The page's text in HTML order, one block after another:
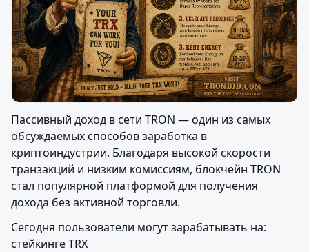
Пассивный доход в сети TRON — один из самых
обсуждаемых способов заработка в
криптоиндустрии. Благодаря высокой скорости
транзакций и низким комиссиям, блокчейн TRON
стал популярной платформой для получения
дохода без активной торговли.
Сегодня пользователи могут зарабатывать на:
стейкинге TRX